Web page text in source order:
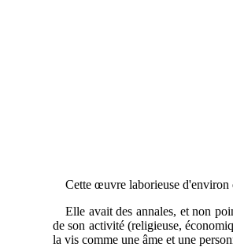
Cette œuvre laborieuse d'environ
Elle avait des annales, et non
de son activité (religieuse,
la vis comme une âme et une